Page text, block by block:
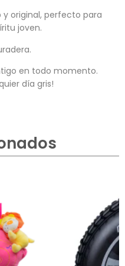
y original, perfecto para
joven.
en todo momento.
día gris!